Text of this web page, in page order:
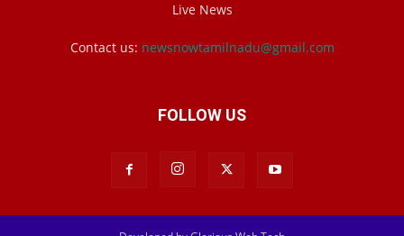
Live News
Contact us: newsnowtamilnadu@gmail.com
FOLLOW US